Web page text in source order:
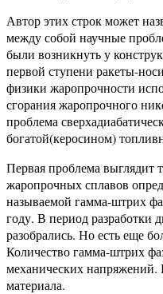
Автор этих строк может
между собой научные
были возникнуть у
первой ступени ракеты-
физики жаропрочности
сгорания жаропрочного
проблема
богатой(керосином)
Первая проблема выглядит
жаропрочных сплавов
называемой гамма-штрих
году. В период разработки
разобрались. Но есть еще
Количество гамма-штрих
механических напряжений.
материала.